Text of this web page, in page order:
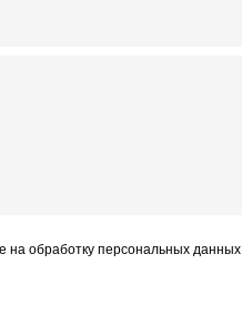
на обработку персональных данных